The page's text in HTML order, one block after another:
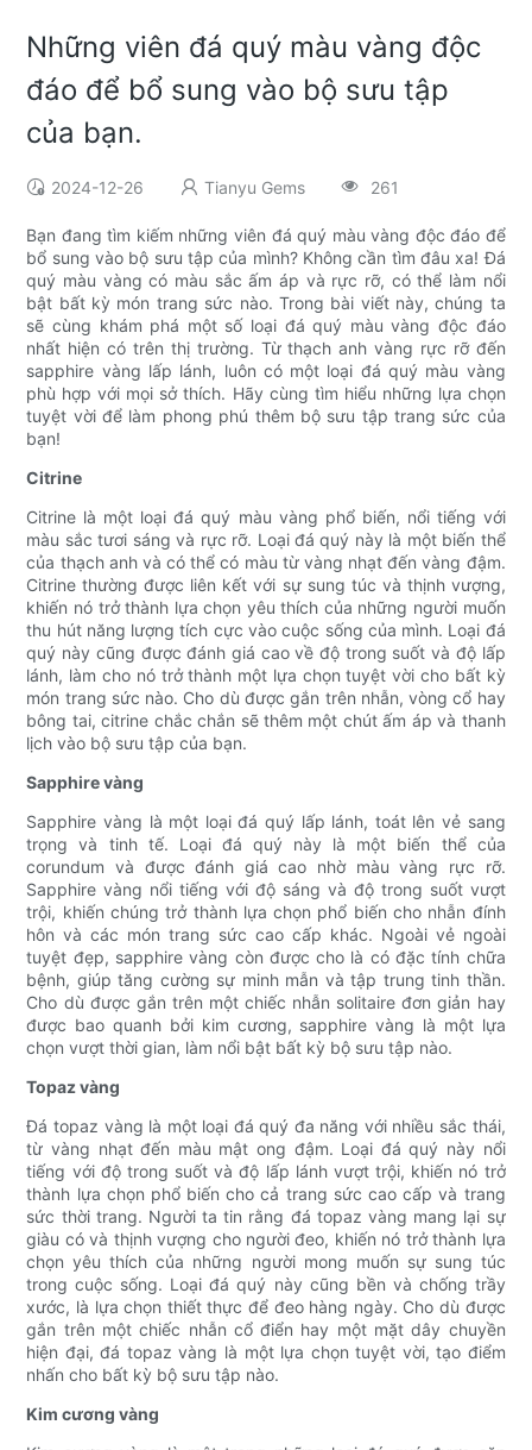
Những viên đá quý màu vàng độc
đáo để bổ sung vào bộ sưu tập
của bạn.
2024-12-26 Tianyu Gems 261
Bạn đang tìm kiếm những viên đá quý màu vàng độc đáo để
bổ sung vào bộ sưu tập của mình? Không cần tìm đâu xa! Đá
quý màu vàng có màu sắc ấm áp và rực rỡ, có thể làm nổi
bật bất kỳ món trang sức nào. Trong bài viết này, chúng ta
sẽ cùng khám phá một số loại đá quý màu vàng độc đáo
nhất hiện có trên thị trường. Từ thạch anh vàng rực rỡ đến
sapphire vàng lấp lánh, luôn có một loại đá quý màu vàng
phù hợp với mọi sở thích. Hãy cùng tìm hiểu những lựa chọn
tuyệt vời để làm phong phú thêm bộ sưu tập trang sức của
bạn!
Citrine
Citrine là một loại đá quý màu vàng phổ biến, nổi tiếng với
màu sắc tươi sáng và rực rỡ. Loại đá quý này là một biến thể
của thạch anh và có thể có màu từ vàng nhạt đến vàng đậm.
Citrine thường được liên kết với sự sung túc và thịnh vượng,
khiến nó trở thành lựa chọn yêu thích của những người muốn
thu hút năng lượng tích cực vào cuộc sống của mình. Loại đá
quý này cũng được đánh giá cao về độ trong suốt và độ lấp
lánh, làm cho nó trở thành một lựa chọn tuyệt vời cho bất kỳ
món trang sức nào. Cho dù được gắn trên nhẫn, vòng cổ hay
bông tai, citrine chắc chắn sẽ thêm một chút ấm áp và thanh
lịch vào bộ sưu tập của bạn.
Sapphire vàng
Sapphire vàng là một loại đá quý lấp lánh, toát lên vẻ sang
trọng và tinh tế. Loại đá quý này là một biến thể của
corundum và được đánh giá cao nhờ màu vàng rực rỡ.
Sapphire vàng nổi tiếng với độ sáng và độ trong suốt vượt
trội, khiến chúng trở thành lựa chọn phổ biến cho nhẫn đính
hôn và các món trang sức cao cấp khác. Ngoài vẻ ngoài
tuyệt đẹp, sapphire vàng còn được cho là có đặc tính chữa
bệnh, giúp tăng cường sự minh mẫn và tập trung tinh thần.
Cho dù được gắn trên một chiếc nhẫn solitaire đơn giản hay
được bao quanh bởi kim cương, sapphire vàng là một lựa
chọn vượt thời gian, làm nổi bật bất kỳ bộ sưu tập nào.
Topaz vàng
Đá topaz vàng là một loại đá quý đa năng với nhiều sắc thái,
từ vàng nhạt đến màu mật ong đậm. Loại đá quý này nổi
tiếng với độ trong suốt và độ lấp lánh vượt trội, khiến nó trở
thành lựa chọn phổ biến cho cả trang sức cao cấp và trang
sức thời trang. Người ta tin rằng đá topaz vàng mang lại sự
giàu có và thịnh vượng cho người đeo, khiến nó trở thành lựa
chọn yêu thích của những người mong muốn sự sung túc
trong cuộc sống. Loại đá quý này cũng bền và chống trầy
xước, là lựa chọn thiết thực để đeo hàng ngày. Cho dù được
gắn trên một chiếc nhẫn cổ điển hay một mặt dây chuyền
hiện đại, đá topaz vàng là một lựa chọn tuyệt vời, tạo điểm
nhấn cho bất kỳ bộ sưu tập nào.
Kim cương vàng